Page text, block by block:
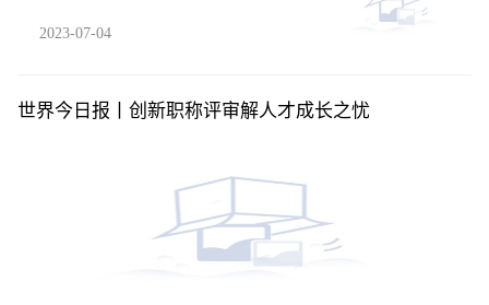
2023-07-04
世界今日报丨创新职称评审解人才成长之忧